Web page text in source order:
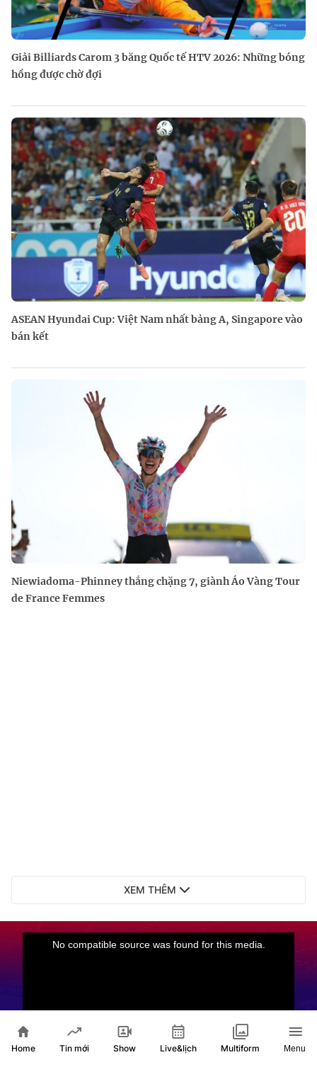
Giải Billiards Carom 3 băng Quốc tế HTV 2026: Những bóng
hồng được chờ đợi
ASEAN Hyundai Cup: Việt Nam nhất bảng A, Singapore vào
bán kết
Niewiadoma-Phinney thắng chặng 7, giành Áo Vàng Tour
de France Femmes
XEM THÊM
Home Tin mới Show Live&lịch Multiform Menu